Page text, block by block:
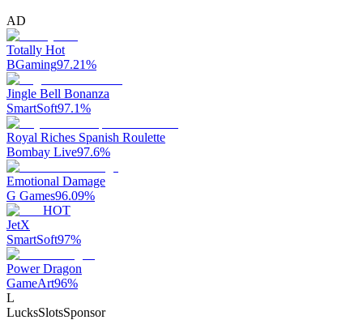
AD
Totally Hot
BGaming97.21%
Jingle Bell Bonanza
SmartSoft97.1%
Royal Riches Spanish Roulette
Bombay Live97.6%
Emotional Damage
G Games96.09%
HOT
JetX
SmartSoft97%
Power Dragon
GameArt96%
L
LucksSlotsSponsor